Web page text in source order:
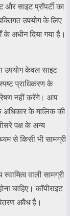
और साइट प्रॉपर्टी का
उपयोग के लिए
अधीन दिया गया है।
उपयोग केवल साइट
प्राधिकरण के
प्रेषण नहीं करेंगे। आप
के मालिक की
पक्ष के अन्य
से किसी भी सामग्री
वाली सामग्री
चाहिए। कॉपीराइट
अवैध है।